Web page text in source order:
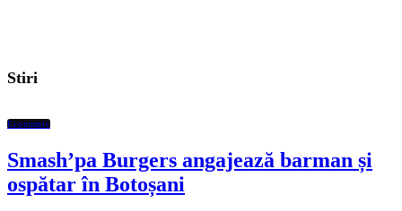
Stiri
Economic
Smash’pa Burgers angajează barman și
ospătar în Botoșani